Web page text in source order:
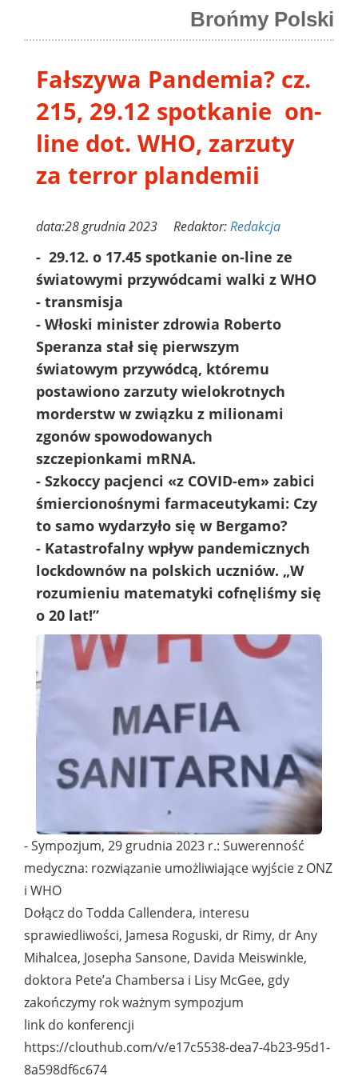
Brońmy Polski
Fałszywa Pandemia? cz.
215, 29.12 spotkanie on-
line dot. WHO, zarzuty
za terror plandemii
data:28 grudnia 2023 Redaktor:Redakcja
- 29.12. o 17.45 spotkanie on-line ze
światowymi przywódcami walki z WHO
- transmisja
- Włoski minister zdrowia Roberto
Speranza stał się pierwszym
światowym przywódcą, któremu
postawiono zarzuty wielokrotnych
morderstw w związku z milionami
zgonów spowodowanych
szczepionkami mRNA.
- Szkoccy pacjenci «z COVID-em» zabici
śmiercionośnymi farmaceutykami: Czy
to samo wydarzyło się w Bergamo?
- Katastrofalny wpływ pandemicznych
lockdownów na polskich uczniów. „W
rozumieniu matematyki cofnęliśmy się
o 20 lat!”
- Sympozjum, 29 grudnia 2023 r.: Suwerenność
medyczna: rozwiązanie umożliwiające wyjście z ONZ
i WHO
Dołącz do Todda Callendera, interesu
sprawiedliwości, Jamesa Roguski, dr Rimy, dr Any
Mihalcea, Josepha Sansone, Davida Meiswinkle,
doktora Pete’a Chambersa i Lisy McGee, gdy
zakończymy rok ważnym sympozjum
link do konferencji
https://clouthub.com/v/e17c5538-dea7-4b23-95d1-
8a598df6c674